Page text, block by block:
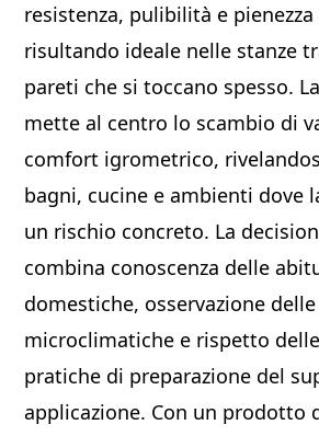
resistenza, pulibilità e
risultando ideale nelle stanze
pareti che si toccano spesso.
mette al centro lo scambio di
comfort igrometrico,
bagni, cucine e ambienti dove
un rischio concreto. La
combina conoscenza delle
domestiche, osservazione
microclimatiche e rispetto
pratiche di preparazione del
applicazione. Con un prodotto